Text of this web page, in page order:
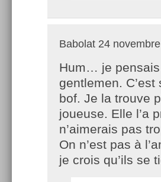
Babolat 24
Hum… je
gentlemen.
bof. Je la trouve
joueuse. Elle l’a
n’aimerais pas
On n’est pas à
je crois qu’ils se